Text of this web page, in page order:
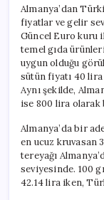
Almanya’dan
fiyatlar ve gelir
Güncel Euro kuru
temel gıda
uygun olduğu
sütün fiyatı 40
Aynı şekilde,
ise 800 lira olarak
Almanya’da bir
en ucuz kruvasan
tereyağı
seviyesinde. 100
42.14 lira iken,